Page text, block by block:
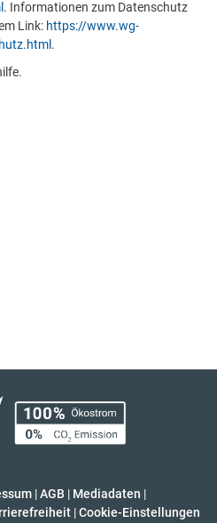
. Informationen zum Datenschutz
Link: https://www.wg-
.
|AGB | Mediadaten |
| Cookie-Einstellungen